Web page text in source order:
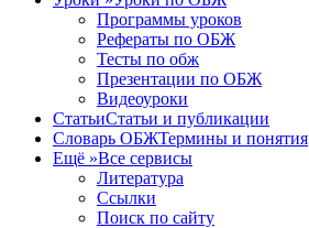
Программы уроков
Рефераты по ОБЖ
Тесты по обж
Презентации по ОБЖ
Видеоуроки
СтатьиСтатьи и публикации
Словарь ОБЖТермины и понятия
Ещё »Все сервисы
Литература
Ссылки
Поиск по сайту